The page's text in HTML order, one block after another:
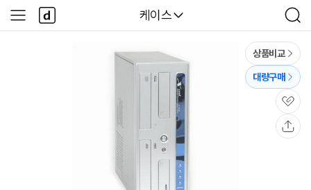
다나와
케이스
검
색
사
이
다
나
와
상품비교
대량구매
관
심